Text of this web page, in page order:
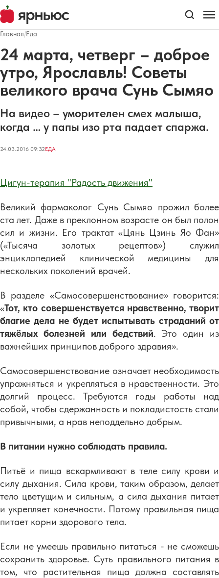
Главная/Еда
24 марта, четверг – доброе
утро, Ярославль! Советы
великого врача Сунь Сымяо
На видео – уморителен смех малыша,
когда … у папы изо рта падает спаржа.
24.03.2016 09:32ЕДА
Цигун-терапия "Радость движения"
Великий фармаколог Сунь Сымяо прожил более
ста лет. Даже в преклонном возрасте он был полон
сил и жизни. Его трактат «Цянь Цзинь Яо Фан»
(«Тысяча золотых рецептов») служил
энциклопедией клинической медицины для
нескольких поколений врачей.
В разделе «Самосовершенствование» говорится:
«Тот, кто совершенствуется нравственно, творит
благие дела не будет испытывать страданий от
тяжёлых болезней или бедствий. Это один из
важнейших принципов доброго здравия».
Самосовершенствование означает необходимость
упражняться и укрепляться в нравственности. Это
долгий процесс. Требуются годы работы над
собой, чтобы сдержанность и покладистость стали
привычными, а нрав неподдельно добрым.
В питании нужно соблюдать правила.
Питьё и пища вскармливают в теле силу крови и
силу дыхания. Сила крови, таким образом, делает
тело цветущим и сильным, а сила дыхания питает
и укрепляет конечности. Потому правильная пища
питает корни здорового тела.
Если не умеешь правильно питаться - не сможешь
сохранить здоровье. Суть правильного питания в
том, что растительная пища должна составлять